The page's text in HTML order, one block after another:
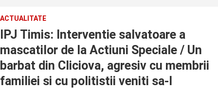
ACTUALITATE
IPJ Timis: Interventie salvatoare a
mascatilor de la Actiuni Speciale / Un
barbat din Cliciova, agresiv cu membrii
familiei si cu politistii veniti sa-l